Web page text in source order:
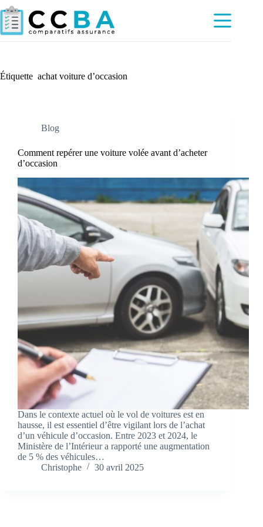
Passer
au
contenu
Étiquette achat voiture d’occasion
Blog
Comment repérer une voiture volée avant d’acheter
d’occasion
Dans le contexte actuel où le vol de voitures est en
hausse, il est essentiel d’être vigilant lors de l’achat
d’un véhicule d’occasion. Entre 2023 et 2024, le
Ministère de l’Intérieur a rapporté une augmentation
de 5 % des véhicules…
Christophe
30 avril 2025